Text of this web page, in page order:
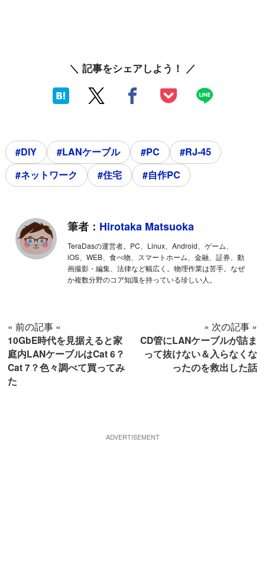
＼ 記事をシェアしよう！ ／
#DIY #LANケーブル #PC
#RJ-45
#ネットワーク
#住宅 #自作PC
筆者： Hirotaka Matsuoka
TeraDasの運営者。PC、Linux、Android、ゲーム、
iOS、WEB、食べ物、スマートホーム、金融、証券、動
画撮影・編集、法律など幅広く。物理作業は苦手。なぜ
か複数分野のコア知識を持っている珍しい人。
« 前の記事 «
10GbE時代を見据えると家
庭内LANケーブルはCat 6？
Cat 7？色々調べて買ってみ
た
» 次の記事 »
CD管にLANケーブルが詰ま
って抜けない＆入らなくな
ったのを救出した話